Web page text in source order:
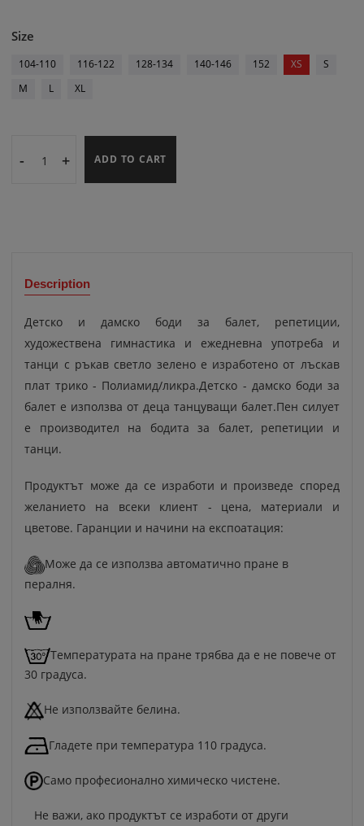
Size
104-110 116-122 128-134 140-146 152 XS
S
M
L XL
- + ADD TO CART
Description
Детско и дамско боди за балет, репетиции,
художествена гимнастика и ежедневна употреба и
танци с ръкав светло зелено е изработено от лъскав
плат трико - Полиамид/ликра.Детско - дамско боди за
балет е използва от деца танцуващи балет.Пен силует
е производител на бодита за балет, репетиции и
танци.
Продуктът може да се изработи и произведе според
желанието на всеки клиент - цена, материали и
цветове. Гаранции и начини на експоатация:
Може да се използва автоматично пране в
пералня.
Температурата на пране трябва да е не повече от
30 градуса.
Не използвайте белина.
Гладете при температура 110 градуса.
Само професионално химическо чистене.
Не важи, ако продуктът се изработи от други